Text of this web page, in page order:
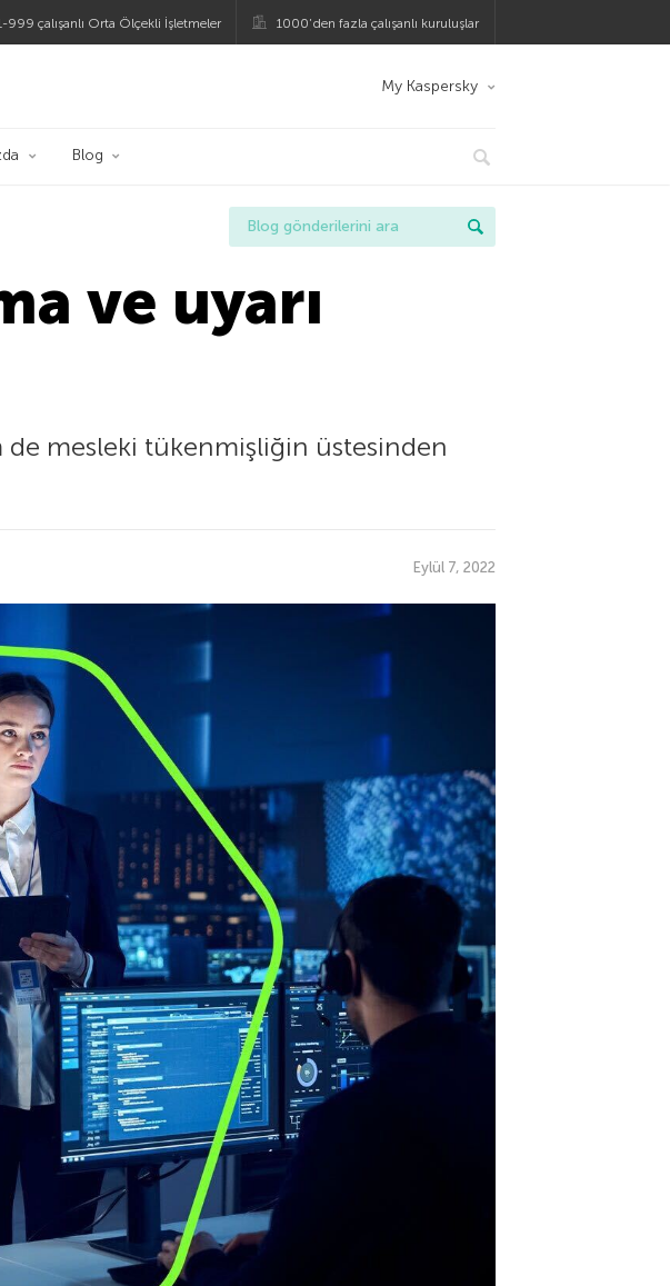
999 çalışanlı Orta Ölçekli İşletmeler 1000’den fazla çalışanlı kuruluşlar
My Kaspersky
Blog
ve uyarı
de mesleki tükenmişliğin üstesinden
Eylül 7, 2022